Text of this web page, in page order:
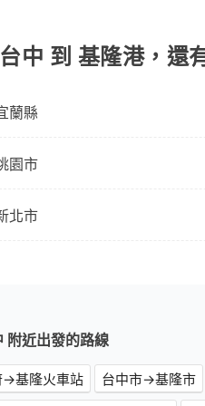
中 到 基隆港，還
蘭縣
園市
北市
附近出發的路線
→基隆火車站 台中市→基隆市